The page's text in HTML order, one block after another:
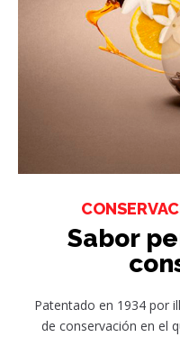
Sabor
Patentado en 1934 por
de conservación en el